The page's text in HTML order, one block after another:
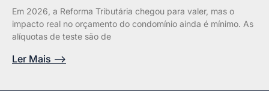
Em 2026, a Reforma Tributária chegou para valer, mas o
impacto real no orçamento do condomínio ainda é mínimo. As
alíquotas de teste são de
Ler Mais -->